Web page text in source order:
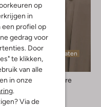
op
in
een profiel op
gedrag voor
Door
te klikken,
van alle
in onze
.
Via de
Laatste maten
Co'couture
€ 79,99